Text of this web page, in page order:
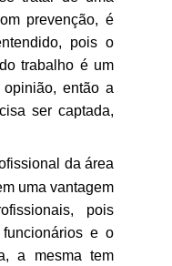
prevenção, é
pois o
trabalho é um
opinião, então a
ser captada,
da área
uma vantagem
pois
e o
a mesma tem